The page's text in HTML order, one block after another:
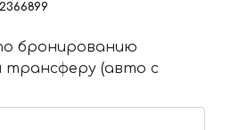
бронированию
трансферу (авто с